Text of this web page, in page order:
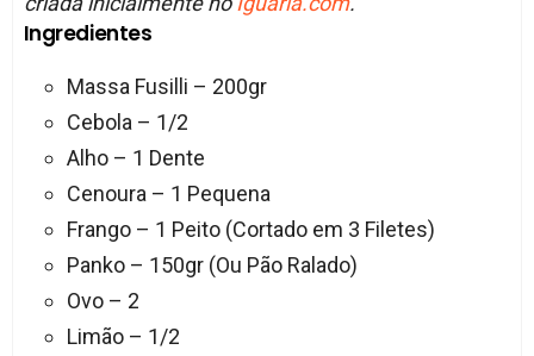
Ingredientes
Massa Fusilli – 200gr
Cebola – 1/2
Alho – 1 Dente
Cenoura – 1 Pequena
Frango – 1 Peito (Cortado em 3 Filetes)
Panko – 150gr (Ou Pão Ralado)
Ovo – 2
Limão – 1/2